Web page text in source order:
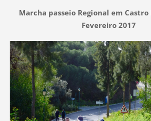
Marcha passeio Regional em
Fevereiro 2017